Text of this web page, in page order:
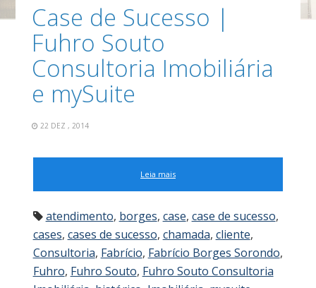
Case de Sucesso |
Fuhro Souto
Consultoria Imobiliária
e mySuite
22 DEZ , 2014
Leia mais
atendimento, borges, case, case de sucesso,
cases, cases de sucesso, chamada, cliente,
Consultoria, Fabrício, Fabrício Borges Sorondo,
Fuhro, Fuhro Souto, Fuhro Souto Consultoria